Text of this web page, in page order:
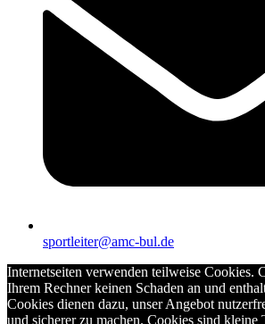
sportleiter@amc-bul.de
Internetseiten verwenden teilweise Cookies.
Ihrem Rechner keinen Schaden an und
Cookies dienen dazu, unser Angebot
und sicherer zu machen. Cookies sind kleine